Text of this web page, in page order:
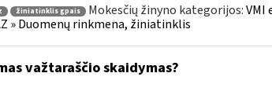
žiniatinklis gpais Mokesčių žinyno kategorijos:VMI
» Duomenų rinkmena, žiniatinklis
važtaraščio skaidymas?